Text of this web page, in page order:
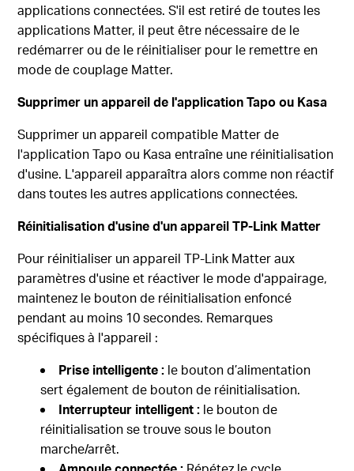
applications connectées. S'il est retiré de toutes les
applications Matter, il peut être nécessaire de le
redémarrer ou de le réinitialiser pour le remettre en
mode de couplage Matter.
Supprimer un appareil de l'application Tapo ou Kasa
Supprimer un appareil compatible Matter de
l'application Tapo ou Kasa entraîne une réinitialisation
d'usine. L'appareil apparaîtra alors comme non réactif
dans toutes les autres applications connectées.
Réinitialisation d'usine d'un appareil TP-Link Matter
Pour réinitialiser un appareil TP-Link Matter aux
paramètres d'usine et réactiver le mode d'appairage,
maintenez le bouton de réinitialisation enfoncé
pendant au moins 10 secondes. Remarques
spécifiques à l'appareil :
Prise intelligente : le bouton d’alimentation
sert également de bouton de réinitialisation.
Interrupteur intelligent : le bouton de
réinitialisation se trouve sous le bouton
marche/arrêt.